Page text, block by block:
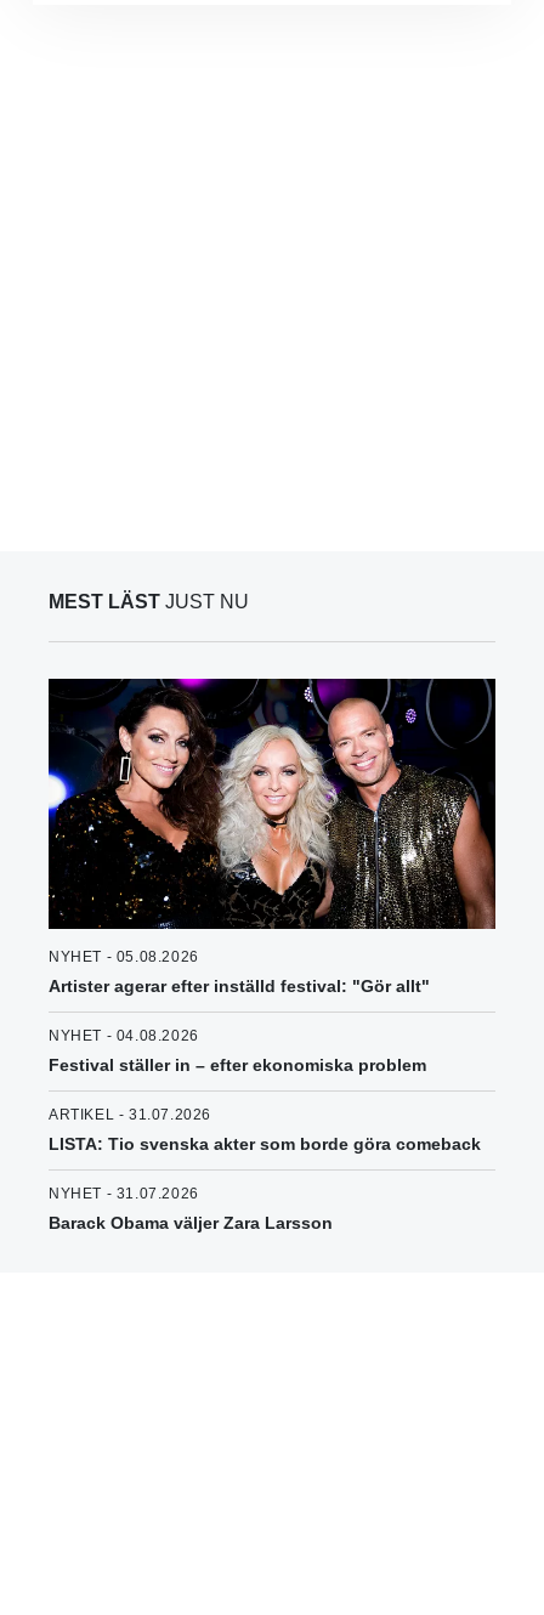
MEST LÄST JUST NU
NYHET - 05.08.2026
Artister agerar efter inställd festival: "Gör allt"
NYHET - 04.08.2026
Festival ställer in – efter ekonomiska problem
ARTIKEL - 31.07.2026
LISTA: Tio svenska akter som borde göra comeback
NYHET - 31.07.2026
Barack Obama väljer Zara Larsson